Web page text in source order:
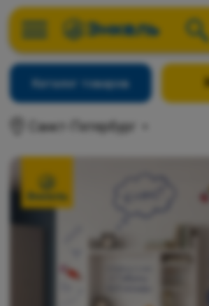
Каталог товаров Новинки
Санкт-Петербург